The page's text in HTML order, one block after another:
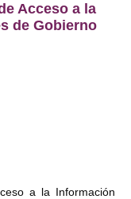
Acceso a la
de Gobierno
a la Información